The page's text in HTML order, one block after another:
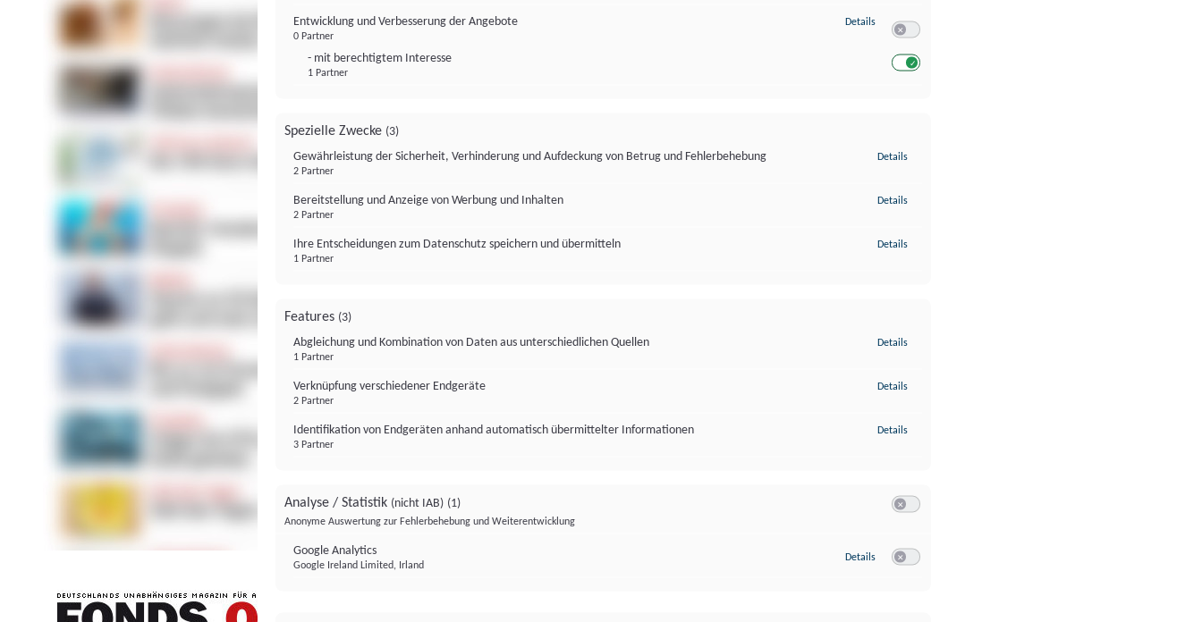
Entwicklung und Verbesserung der Angebote
0 Partner
- mit berechtigtem Interesse
1 Partner
Details zu Entwicklung und Verbesserung der Angebote
Spezielle Zwecke (3)
Gewährleistung der Sicherheit, Verhinderung und Aufdeckung von Betrug und Fehlerbehebung
2 Partner
Details
Bereitstellung und Anzeige von Werbung und Inhalten
2 Partner
Details
Ihre Entscheidungen zum Datenschutz speichern und übermitteln
1 Partner
Details
Features (3)
Abgleichung und Kombination von Daten aus unterschiedlichen Quellen
1 Partner
Details
Verknüpfung verschiedener Endgeräte
2 Partner
Details
Identifikation von Endgeräten anhand automatisch übermittelter Informationen
3 Partner
Details
Analyse / Statistik (nicht IAB) (1)
Anonyme Auswertung zur Fehlerbehebung und Weiterentwicklung
Google Analytics
Google Ireland Limited, Irland
Details zu Google Analytics